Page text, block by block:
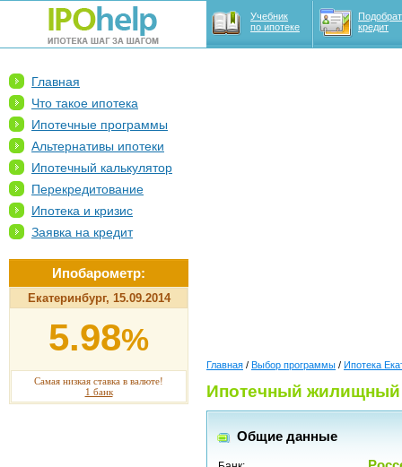
Учебник
по ипотеке
кредит
Главная
Что такое ипотека
Ипотечные программы
Альтернативы ипотеки
Ипотечный калькулятор
Перекредитование
Ипотека и кризис
Заявка на кредит
Ипобарометр:
Екатеринбург, 15.09.2014
5.98%
Самая низкая ставка в валюте!
1 банк
Главная / Выбор программы / Ипотека
Ипотечный жилищный
Общие данные